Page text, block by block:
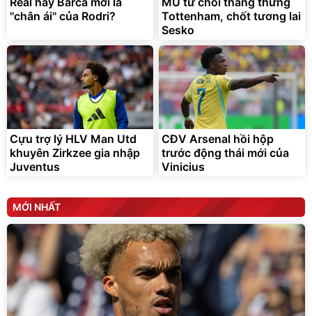
G-FORCE VIETNA
''chân ái'' của Rodri?
Tottenham, chốt tương lai
Sesko
Cựu trợ lý HLV Man Utd
khuyên Zirkzee gia nhập
Juventus
CĐV Arsenal hồi hộp
trước động thái mới của
Vinicius
MỚI NHẤT